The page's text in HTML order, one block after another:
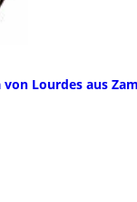
Lourdes aus